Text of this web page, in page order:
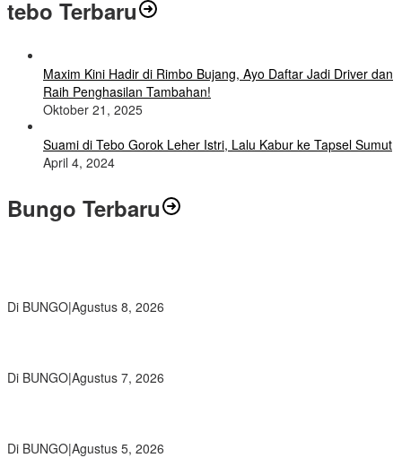
tebo Terbaru
Maxim Kini Hadir di Rimbo Bujang, Ayo Daftar Jadi Driver dan
Raih Penghasilan Tambahan!
Oktober 21, 2025
Suami di Tebo Gorok Leher Istri, Lalu Kabur ke Tapsel Sumut
April 4, 2024
Bungo Terbaru
Di BUNGO|Agustus 8, 2026
Di BUNGO|Agustus 7, 2026
Di BUNGO|Agustus 5, 2026